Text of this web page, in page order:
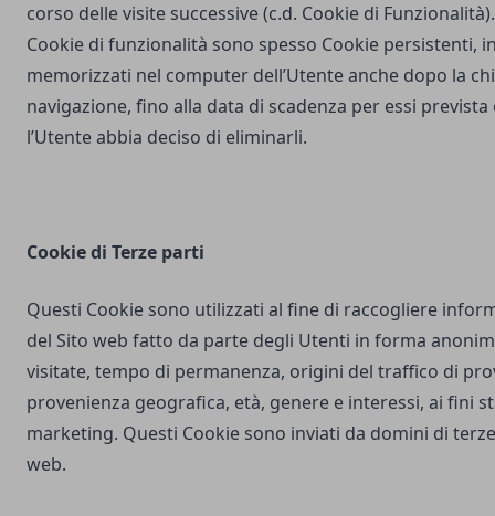
corso delle visite successive (c.d. Cookie di
Cookie di funzionalità sono spesso Cookie persistenti,
memorizzati nel computer dell’Utente anche dopo la
navigazione, fino alla data di scadenza per essi
l’Utente abbia deciso di eliminarli.
Cookie di Terze parti
Questi Cookie sono utilizzati al fine di raccogliere
del Sito web fatto da parte degli Utenti in forma
visitate, tempo di permanenza, origini del traffico di
provenienza geografica, età, genere e interessi, ai fini
marketing. Questi Cookie sono inviati da domini di
web.